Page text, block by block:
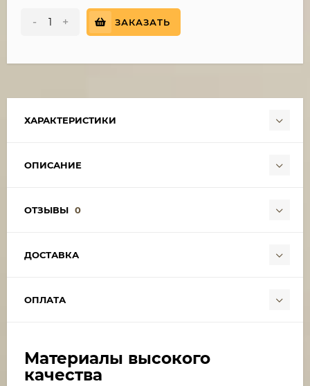
- + ЗАКАЗАТЬ
ХАРАКТЕРИСТИКИ
ОПИСАНИЕ
ОТЗЫВЫ 0
ДОСТАВКА
ОПЛАТА
Материалы высокого
качества